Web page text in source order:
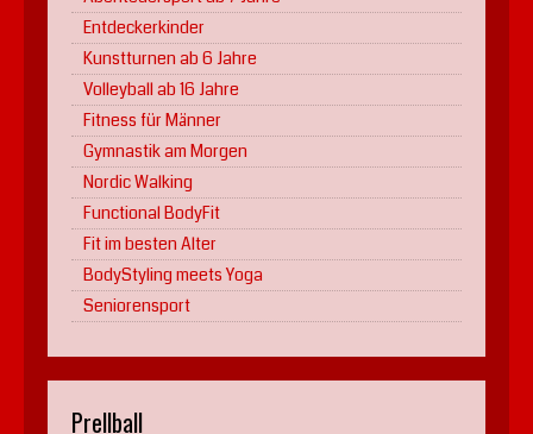
Entdeckerkinder
Kunstturnen ab 6 Jahre
Volleyball ab 16 Jahre
Fitness für Männer
Gymnastik am Morgen
Nordic Walking
Functional BodyFit
Fit im besten Alter
BodyStyling meets Yoga
Seniorensport
Prellball